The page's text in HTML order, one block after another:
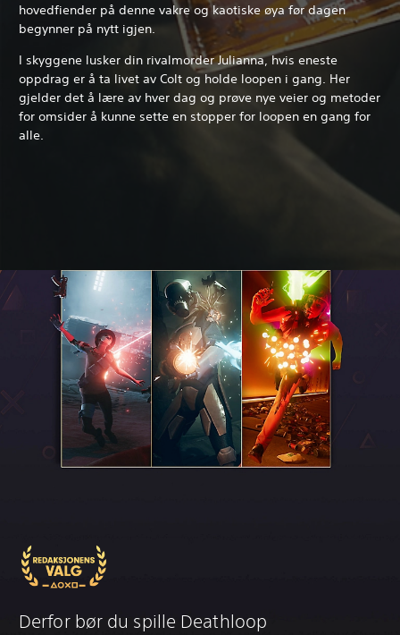
hovedfiender på denne vakre og kaotiske øya før dagen
begynner på nytt igjen.
I skyggene lusker din rivalmorder Julianna, hvis eneste
oppdrag er å ta livet av Colt og holde loopen i gang. Her
gjelder det å lære av hver dag og prøve nye veier og metoder
for omsider å kunne sette en stopper for loopen en gang for
alle.
Derfor bør du spille Deathloop